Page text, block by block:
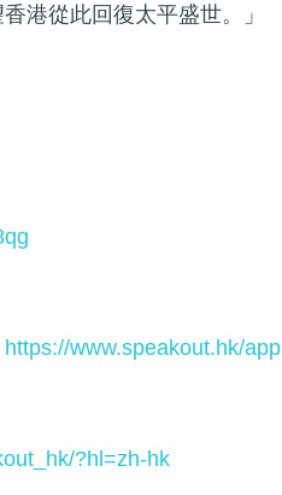
港從此回復太平盛世。」
https://www.speakout.hk/app
?hl=zh-hk